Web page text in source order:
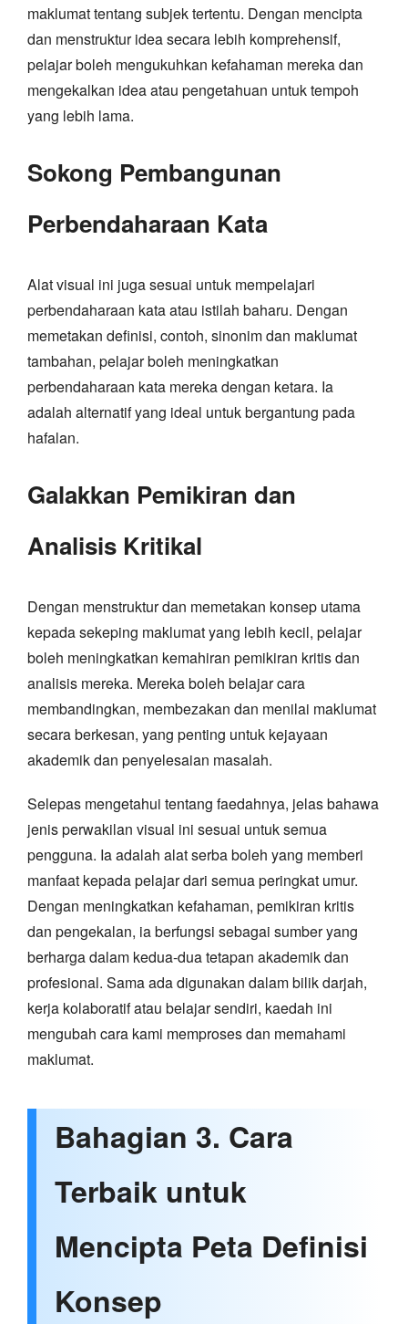
maklumat tentang subjek tertentu. Dengan mencipta
dan menstruktur idea secara lebih komprehensif,
pelajar boleh mengukuhkan kefahaman mereka dan
mengekalkan idea atau pengetahuan untuk tempoh
yang lebih lama.
Sokong Pembangunan
Perbendaharaan Kata
Alat visual ini juga sesuai untuk mempelajari
perbendaharaan kata atau istilah baharu. Dengan
memetakan definisi, contoh, sinonim dan maklumat
tambahan, pelajar boleh meningkatkan
perbendaharaan kata mereka dengan ketara. Ia
adalah alternatif yang ideal untuk bergantung pada
hafalan.
Galakkan Pemikiran dan
Analisis Kritikal
Dengan menstruktur dan memetakan konsep utama
kepada sekeping maklumat yang lebih kecil, pelajar
boleh meningkatkan kemahiran pemikiran kritis dan
analisis mereka. Mereka boleh belajar cara
membandingkan, membezakan dan menilai maklumat
secara berkesan, yang penting untuk kejayaan
akademik dan penyelesaian masalah.
Selepas mengetahui tentang faedahnya, jelas bahawa
jenis perwakilan visual ini sesuai untuk semua
pengguna. Ia adalah alat serba boleh yang memberi
manfaat kepada pelajar dari semua peringkat umur.
Dengan meningkatkan kefahaman, pemikiran kritis
dan pengekalan, ia berfungsi sebagai sumber yang
berharga dalam kedua-dua tetapan akademik dan
profesional. Sama ada digunakan dalam bilik darjah,
kerja kolaboratif atau belajar sendiri, kaedah ini
mengubah cara kami memproses dan memahami
maklumat.
Bahagian 3. Cara
Terbaik untuk
Mencipta Peta Definisi
Konsep